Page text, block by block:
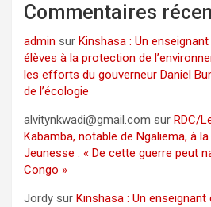
Commentaires
admin sur Kinshasa : Un
élèves à la protection de
les efforts du gouverneur Daniel
de l’écologie
alvitynkwadi@gmail.com sur RDC/
Kabamba, notable de Ngaliema, à
Jeunesse : « De cette guerre peut
Congo »
Jordy sur Kinshasa : Un